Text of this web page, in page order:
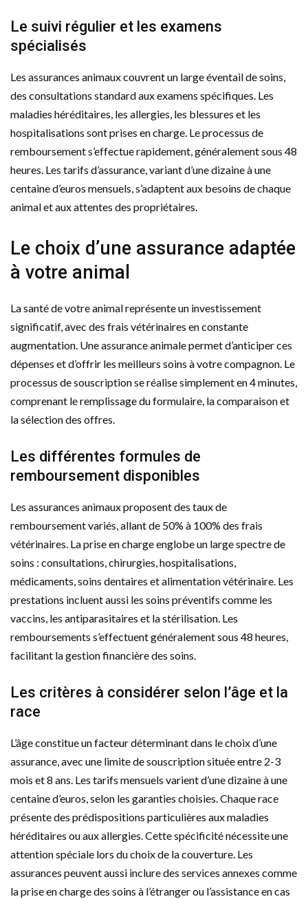
Le suivi régulier et les examens
spécialisés
Les assurances animaux couvrent un large éventail de soins,
des consultations standard aux examens spécifiques. Les
maladies héréditaires, les allergies, les blessures et les
hospitalisations sont prises en charge. Le processus de
remboursement s’effectue rapidement, généralement sous 48
heures. Les tarifs d’assurance, variant d’une dizaine à une
centaine d’euros mensuels, s’adaptent aux besoins de chaque
animal et aux attentes des propriétaires.
Le choix d’une assurance adaptée
à votre animal
La santé de votre animal représente un investissement
significatif, avec des frais vétérinaires en constante
augmentation. Une assurance animale permet d’anticiper ces
dépenses et d’offrir les meilleurs soins à votre compagnon. Le
processus de souscription se réalise simplement en 4 minutes,
comprenant le remplissage du formulaire, la comparaison et
la sélection des offres.
Les différentes formules de
remboursement disponibles
Les assurances animaux proposent des taux de
remboursement variés, allant de 50% à 100% des frais
vétérinaires. La prise en charge englobe un large spectre de
soins : consultations, chirurgies, hospitalisations,
médicaments, soins dentaires et alimentation vétérinaire. Les
prestations incluent aussi les soins préventifs comme les
vaccins, les antiparasitaires et la stérilisation. Les
remboursements s’effectuent généralement sous 48 heures,
facilitant la gestion financière des soins.
Les critères à considérer selon l’âge et la
race
L’âge constitue un facteur déterminant dans le choix d’une
assurance, avec une limite de souscription située entre 2-3
mois et 8 ans. Les tarifs mensuels varient d’une dizaine à une
centaine d’euros, selon les garanties choisies. Chaque race
présente des prédispositions particulières aux maladies
héréditaires ou aux allergies. Cette spécificité nécessite une
attention spéciale lors du choix de la couverture. Les
assurances peuvent aussi inclure des services annexes comme
la prise en charge des soins à l’étranger ou l’assistance en cas